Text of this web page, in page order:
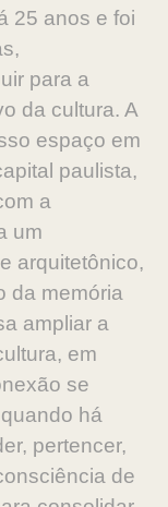
25 anos e foi
para a
da cultura. A
espaço em
paulista,
a
um
arquitetônico,
da memória
ampliar a
em
se
há
pertencer,
de